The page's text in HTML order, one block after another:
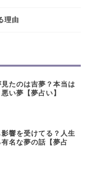
理由
たのは吉夢？本当は
い夢【夢占い】
響を受けてる？人生
名な夢の話【夢占